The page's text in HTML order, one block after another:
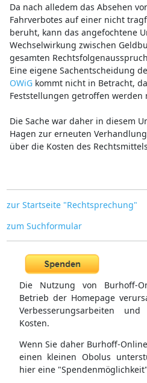
Da nach alledem das Absehen
Fahrverbotes auf einer nicht
beruht, kann das angefochtene
Wechselwirkung zwischen
gesamten
Eine eigene Sachentscheidung
OWiGkommt nicht in Betracht,
Feststellungen getroffen werden
Die Sache war daher in diesem
Hagen zur erneuten
über die Kosten des
zur Startseite "Rechtsprechung"
zum Suchformular
Die Nutzung von Burhoff-
Betrieb der Homepage
Verbesserungsarbeiten
Kosten.
Wenn Sie daher Burhoff-
einen kleinen Obolus
hier eine